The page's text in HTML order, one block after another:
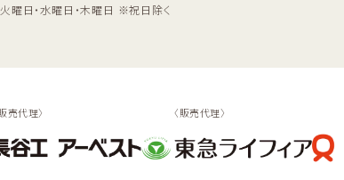
曜日・水曜日・木曜日 ※祝日除く
売代理〉 〈販売代理〉